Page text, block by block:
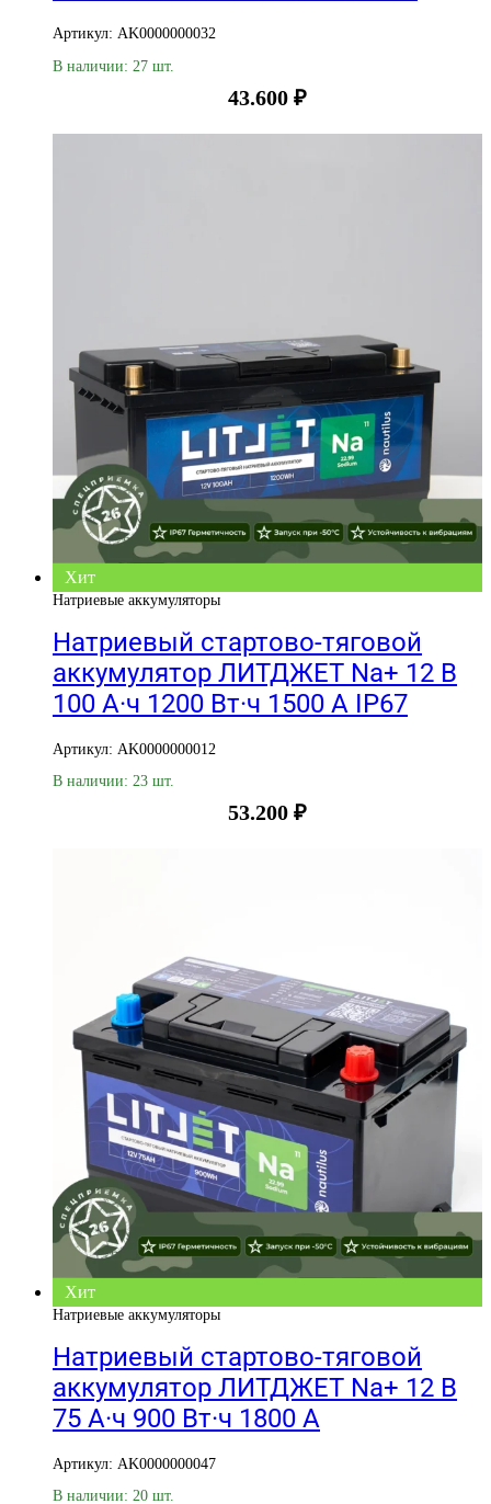
Артикул: AK0000000032
В наличии: 27 шт.
43.600 ₽
Хит
Натриевые аккумуляторы
Натриевый стартово-тяговой
аккумулятор ЛИТДЖЕТ Na+ 12 В
100 А·ч 1200 Вт·ч 1500 А IP67
Артикул: AK0000000012
В наличии: 23 шт.
53.200 ₽
Хит
Натриевые аккумуляторы
Натриевый стартово-тяговой
аккумулятор ЛИТДЖЕТ Na+ 12 В
75 А·ч 900 Вт·ч 1800 А
Артикул: AK0000000047
В наличии: 20 шт.